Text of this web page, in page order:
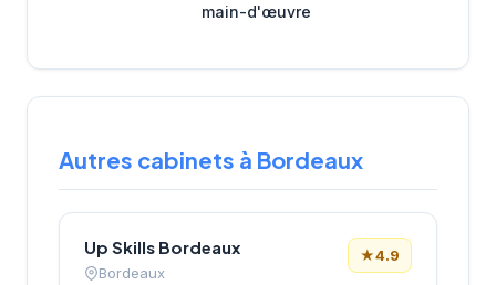
main-d'œuvre
Autres cabinets à Bordeaux
Up Skills Bordeaux
Bordeaux
★4.9